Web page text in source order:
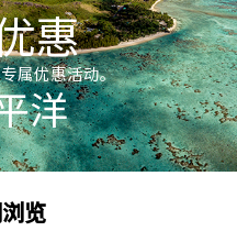
惠
属优惠活动。
洋
览